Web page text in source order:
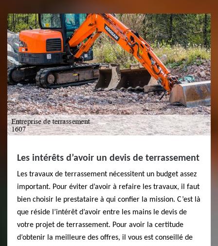
Les intérêts d’avoir un devis de terrassement
Les travaux de terrassement nécessitent un budget assez
important. Pour éviter d’avoir à refaire les travaux, il faut
bien choisir le prestataire à qui confier la mission. C’est là
que réside l’intérêt d’avoir entre les mains le devis de
votre projet de terrassement. Pour avoir la certitude
d’obtenir la meilleure des offres, il vous est conseillé de